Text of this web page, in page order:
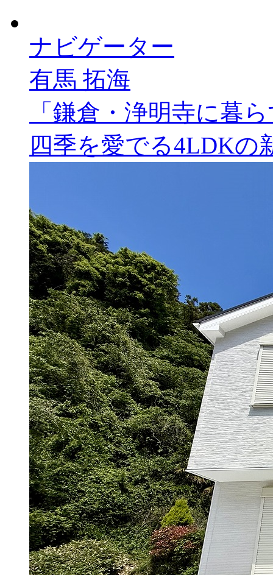
ナビゲーター
有馬 拓海
「鎌倉・浄明寺に暮
四季を愛でる4LDKの